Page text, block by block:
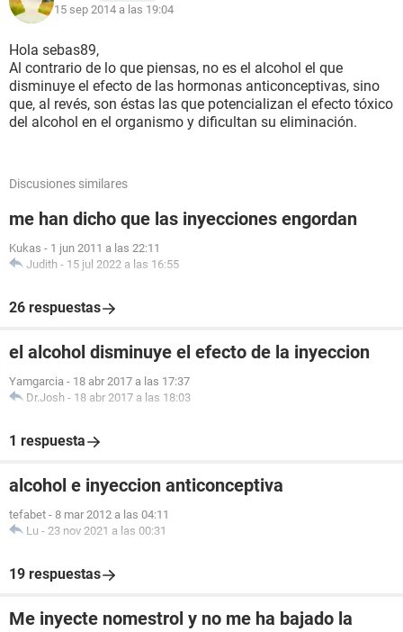
15 sep 2014 a las 19:04
Hola sebas89,
Al contrario de lo que piensas, no es el alcohol el que
disminuye el efecto de las hormonas anticonceptivas, sino
que, al revés, son éstas las que potencializan el efecto tóxico
del alcohol en el organismo y dificultan su eliminación.
Discusiones similares
me han dicho que las inyecciones engordan
Kukas - 1 jun 2011 a las 22:11
Judith - 15 jul 2022 a las 16:55
26 respuestas
el alcohol disminuye el efecto de la inyeccion
Yamgarcia - 18 abr 2017 a las 17:37
Dr.Josh - 18 abr 2017 a las 18:03
1 respuesta
alcohol e inyeccion anticonceptiva
tefabet - 8 mar 2012 a las 04:11
Lu - 23 nov 2021 a las 00:31
19 respuestas
Me inyecte nomestrol y no me ha bajado la